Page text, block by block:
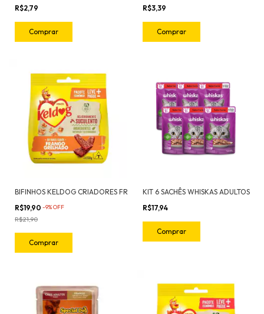
R$2,79
R$3,39
R$19,90 -9%OFF
R$21,90
KIT 6 SACHÊS WHISKAS ADULTOS
R$17,94
Comprar